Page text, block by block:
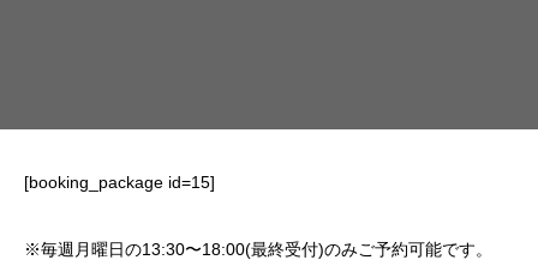
[booking_package id=15]
※毎週月曜日の13:30〜18:00(最終受付)のみご予約可能です。